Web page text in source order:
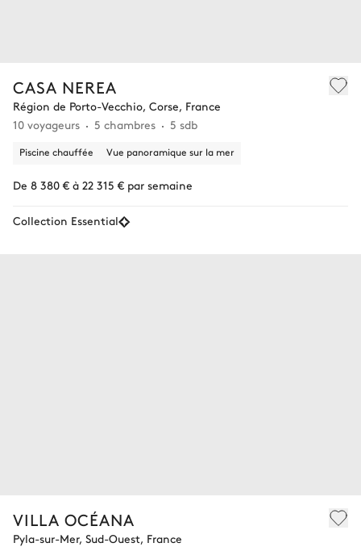
CASA NEREA
Région de Porto-Vecchio, Corse, France
10 voyageurs
5 chambres 5 sdb
Piscine chauffée Vue panoramique sur la mer
De 8 380 € à 22 315 € par semaine
Collection Essential
VILLA OCÉANA
Pyla-sur-Mer, Sud-Ouest, France